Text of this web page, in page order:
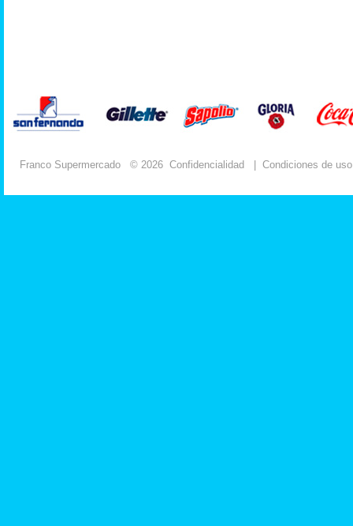
Franco Supermercado © 2026 Confidencialidad Condiciones de uso